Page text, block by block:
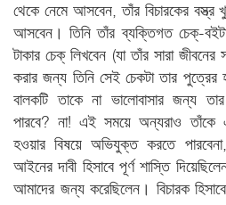
থেকে নেমে আসবেন, তাঁর বিচারকের বস্ত্র
আসবেন। তিনি তাঁর ব্যক্তিগত চেক্-
টাকার চেক্ লিখবেন (যা তাঁর সারা
করার জন্য তিনি সেই চেকটা তার
বালকটি তাকে না ভালোবাসার জন্য
পারবে? না! এই সময়ে অন্যরাও তাঁকে
হওয়ার বিষয়ে অভিযুক্ত করতে
আইনের দাবী হিসাবে পূর্ণ শাস্তি
আমাদের জন্য করেছিলেন। বিচারক